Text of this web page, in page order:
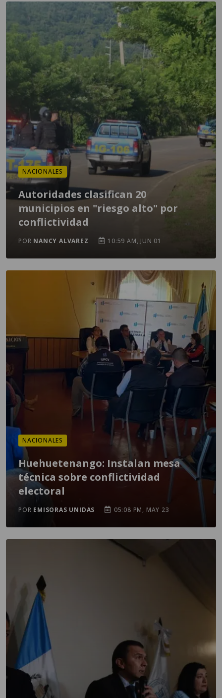
NACIONALES
Autoridades clasifican 20
municipios en "riesgo alto" por
conflictividad
POR NANCY ALVAREZ 10:59 AM, JUN 01
NACIONALES
Huehuetenango: Instalan mesa
técnica sobre conflictividad
electoral
POR EMISORAS UNIDAS 05:08 PM, MAY 23